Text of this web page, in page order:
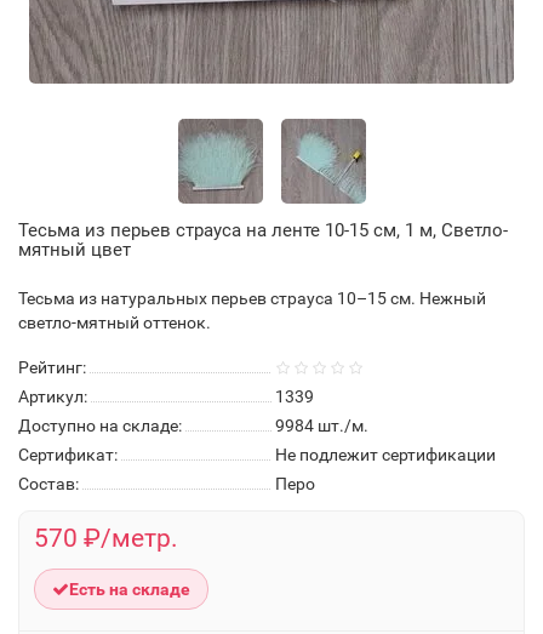
Тесьма из перьев страуса на ленте 10-15 см, 1 м, Светло-
мятный цвет
Тесьма из натуральных перьев страуса 10–15 см. Нежный
светло-мятный оттенок.
Рейтинг:
Артикул:
1339
Доступно на складе:
9984 шт./м.
Сертификат:
Не подлежит сертификации
Состав:
Перо
570 ₽/метр.
Есть на складе